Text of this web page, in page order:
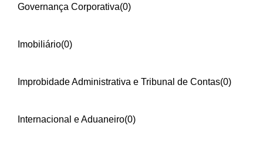
Governança Corporativa(0)
Imobiliário(0)
Improbidade Administrativa e Tribunal de Contas(0)
Internacional e Aduaneiro(0)